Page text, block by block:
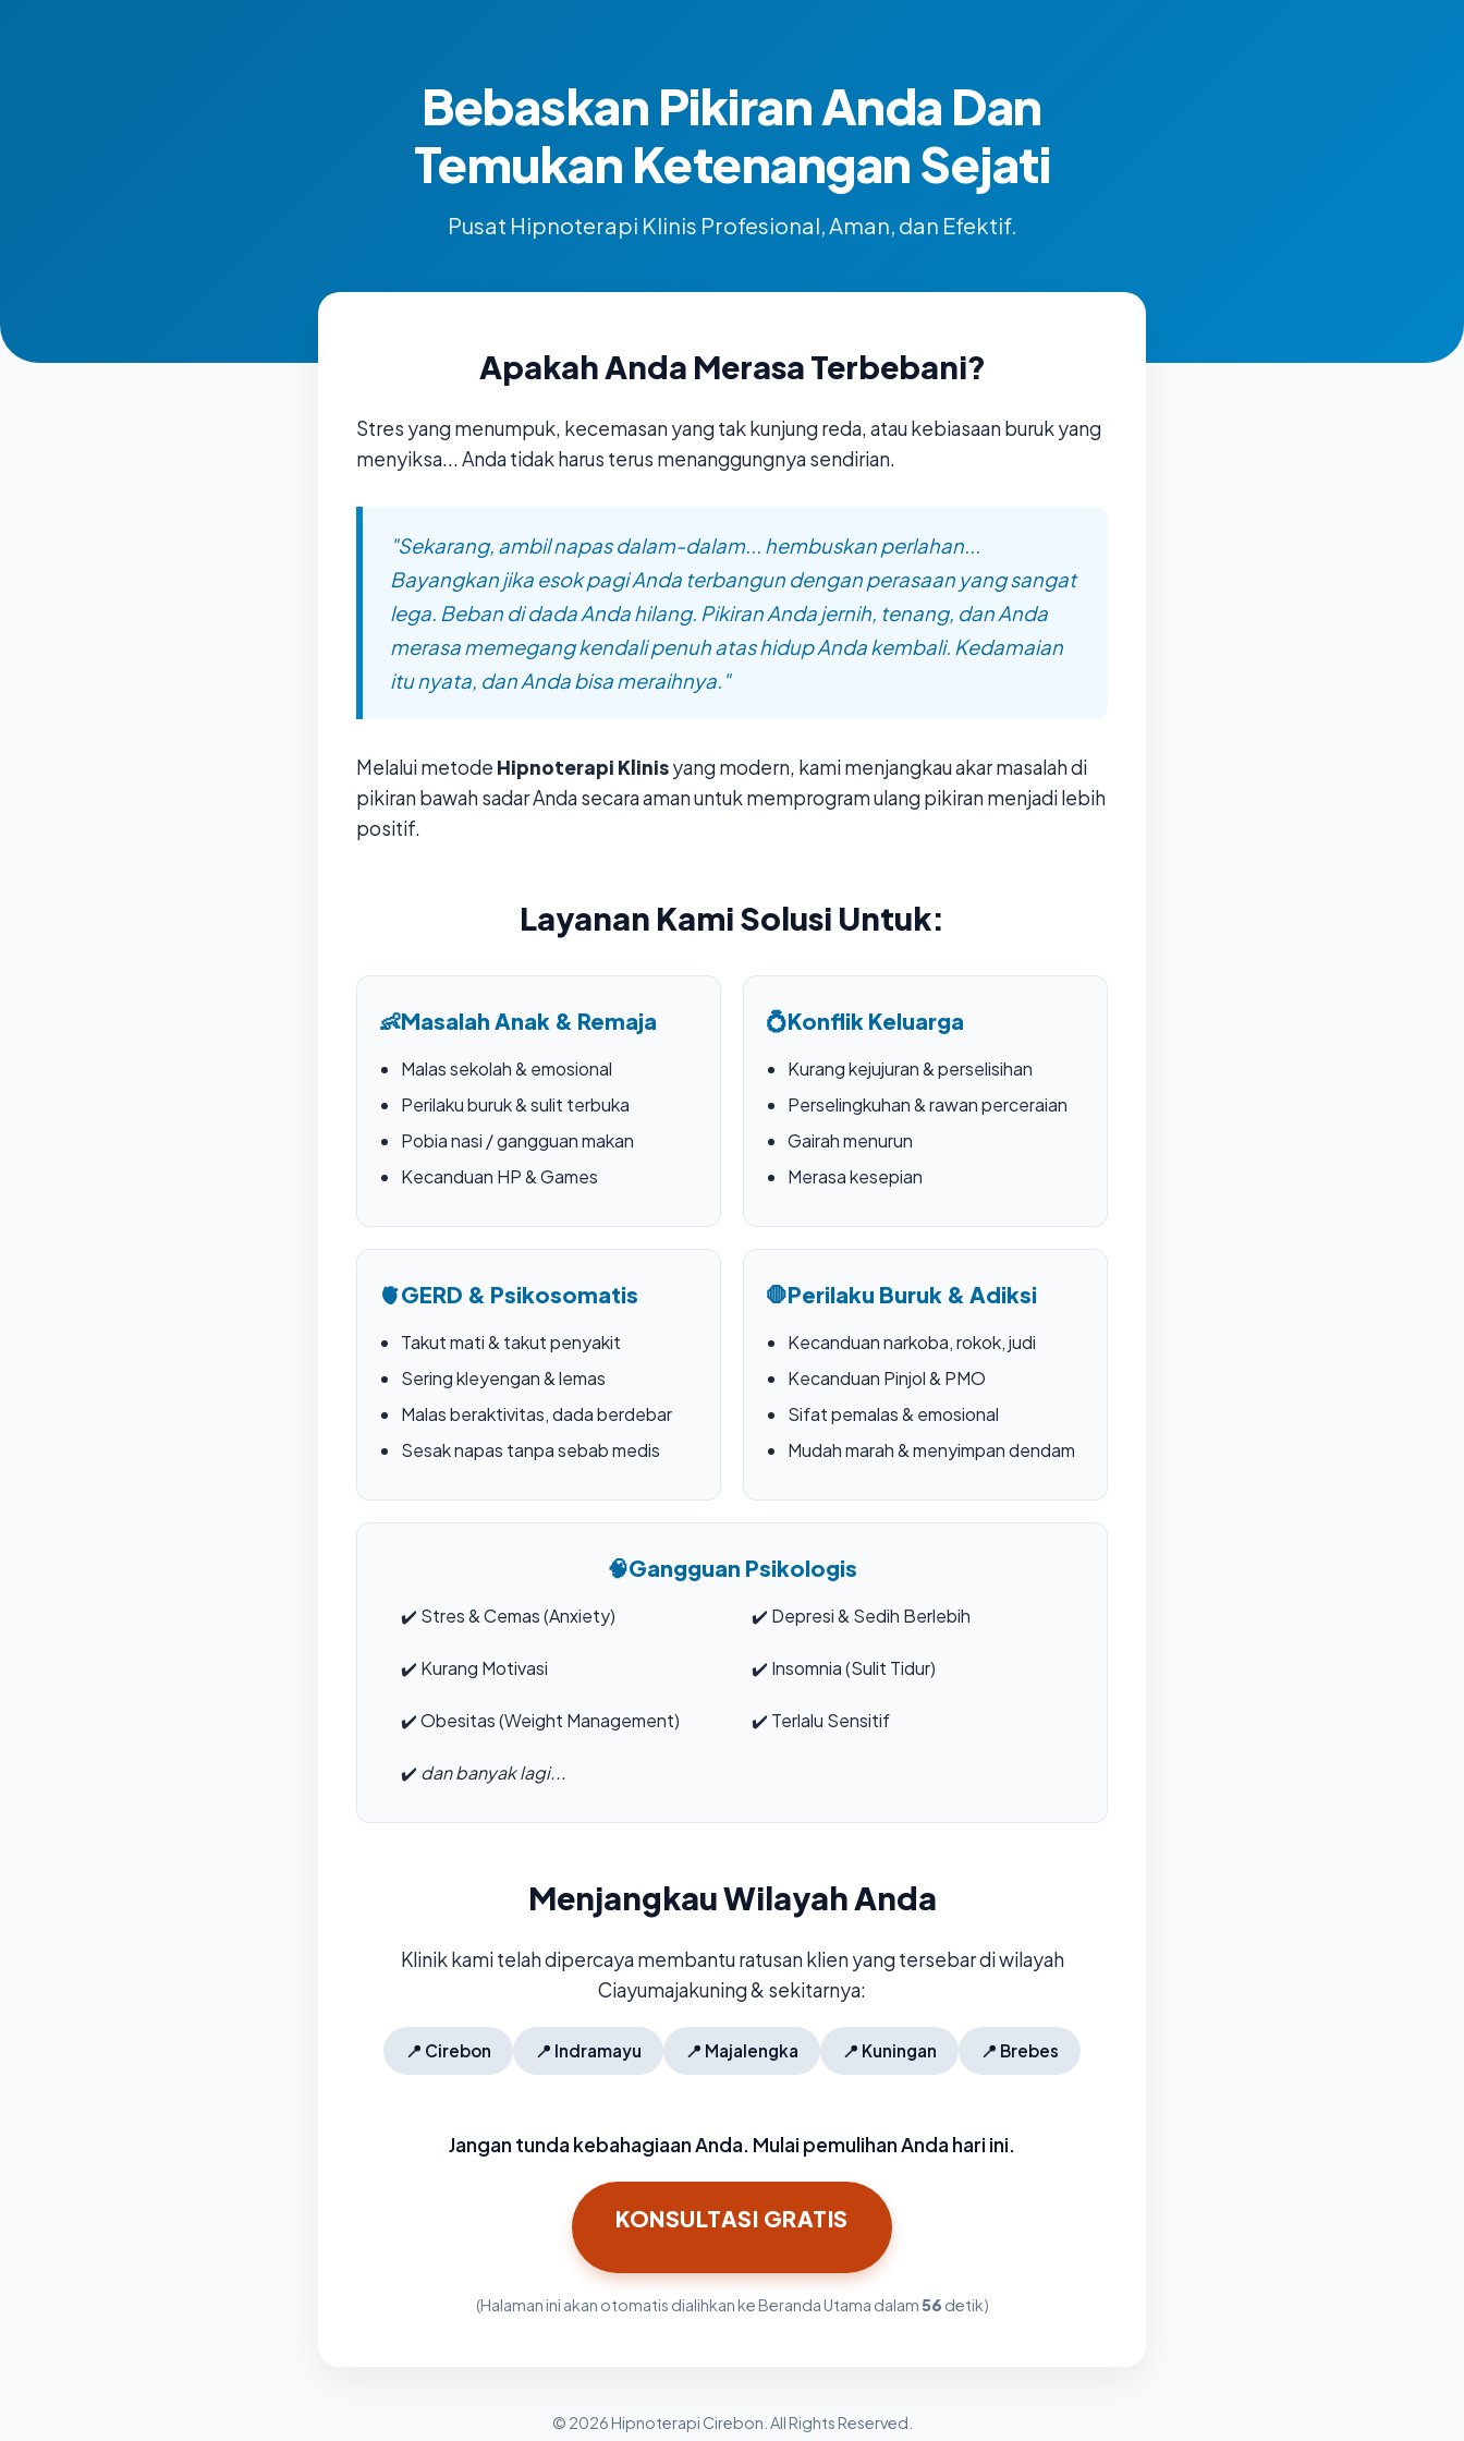
Bebaskan Pikiran Anda Dan
Temukan Ketenangan Sejati
Pusat Hipnoterapi Klinis Profesional, Aman, dan Efektif.
Apakah Anda Merasa Terbebani?
Stres yang menumpuk, kecemasan yang tak kunjung reda, atau kebiasaan buruk yang
menyiksa... Anda tidak harus terus menanggungnya sendirian.
"Sekarang, ambil napas dalam-dalam... hembuskan perlahan...
Bayangkan jika esok pagi Anda terbangun dengan perasaan yang sangat
lega. Beban di dada Anda hilang. Pikiran Anda jernih, tenang, dan Anda
merasa memegang kendali penuh atas hidup Anda kembali. Kedamaian
itu nyata, dan Anda bisa meraihnya."
Melalui metode Hipnoterapi Klinisyang modern, kami menjangkau akar masalah di
pikiran bawah sadar Anda secara aman untuk memprogram ulang pikiran menjadi lebih
positif.
Layanan Kami Solusi Untuk:
👶Masalah Anak & Remaja
Malas sekolah & emosional
Perilaku buruk & sulit terbuka
Pobia nasi / gangguan makan
Kecanduan HP & Games
💍Konflik Keluarga
Kurang kejujuran & perselisihan
Perselingkuhan & rawan perceraian
Gairah menurun
Merasa kesepian
🫀GERD & Psikosomatis
Takut mati & takut penyakit
Sering kleyengan & lemas
Malas beraktivitas, dada berdebar
Sesak napas tanpa sebab medis
🛑Perilaku Buruk & Adiksi
Kecanduan narkoba, rokok, judi
Kecanduan Pinjol & PMO
Sifat pemalas & emosional
Mudah marah & menyimpan dendam
🧠Gangguan Psikologis
✔️ Stres & Cemas (Anxiety) ✔️ Depresi & Sedih Berlebih
✔️ Kurang Motivasi ✔️ Insomnia (Sulit Tidur)
✔️Obesitas (Weight Management) ✔️ Terlalu Sensitif
✔️ dan banyak lagi...
Menjangkau Wilayah Anda
Klinik kami telah dipercaya membantu ratusan klien yang tersebar di wilayah
Ciayumajakuning & sekitarnya:
📍 Cirebon 📍 Indramayu 📍 Majalengka 📍 Kuningan 📍 Brebes
Jangan tunda kebahagiaan Anda. Mulai pemulihan Anda hari ini.
KONSULTASI GRATIS
(Halaman ini akan otomatis dialihkan ke Beranda Utama dalam56 detik)
© 2026 Hipnoterapi Cirebon. All Rights Reserved.